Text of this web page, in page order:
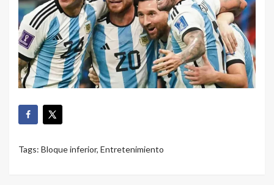
Tags: Bloque inferior, Entretenimiento